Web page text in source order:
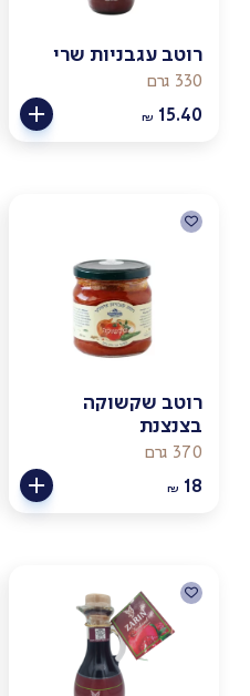
רוטב עגבניות שרי
330 גרם
₪ 15.40
רוטב שקשוקה
בצנצנת
370 גרם
₪ 18